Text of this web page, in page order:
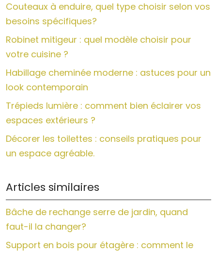
Couteaux à enduire, quel type choisir selon vos
besoins spécifiques?
Robinet mitigeur : quel modèle choisir pour
votre cuisine ?
Habillage cheminée moderne : astuces pour un
look contemporain
Trépieds lumière : comment bien éclairer vos
espaces extérieurs ?
Décorer les toilettes : conseils pratiques pour
un espace agréable.
Articles similaires
Bâche de rechange serre de jardin, quand
faut-il la changer?
Support en bois pour étagère : comment le